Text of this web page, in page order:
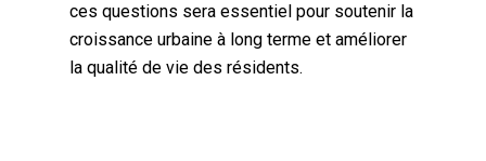
ces questions sera essentiel pour soutenir la
croissance urbaine à long terme et améliorer
la qualité de vie des résidents.